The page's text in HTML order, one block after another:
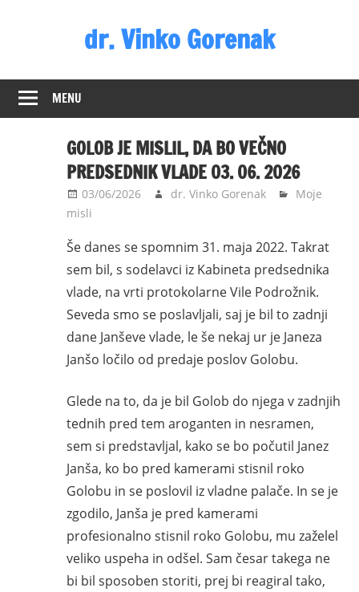
dr. Vinko Gorenak
poslanec
DZ
MENU
GOLOB JE MISLIL, DA BO VEČNO
PREDSEDNIK VLADE 03. 06. 2026
03/06/2026 dr. Vinko Gorenak
Moje
misli
Še danes se spomnim 31. maja 2022. Takrat
sem bil, s sodelavci iz Kabineta predsednika
vlade, na vrti protokolarne Vile Podrožnik.
Seveda smo se poslavljali, saj je bil to zadnji
dane Janševe vlade, le še nekaj ur je Janeza
Janšo ločilo od predaje poslov Golobu.
Glede na to, da je bil Golob do njega v zadnjih
tednih pred tem aroganten in nesramen,
sem si predstavljal, kako se bo počutil Janez
Janša, ko bo pred kamerami stisnil roko
Golobu in se poslovil iz vladne palače. In se je
zgodilo, Janša je pred kamerami
profesionalno stisnil roko Golobu, mu zaželel
veliko uspeha in odšel. Sam česar takega ne
bi bil sposoben storiti, prej bi reagiral tako,